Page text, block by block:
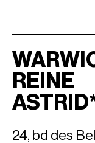
REINE
24, bd des